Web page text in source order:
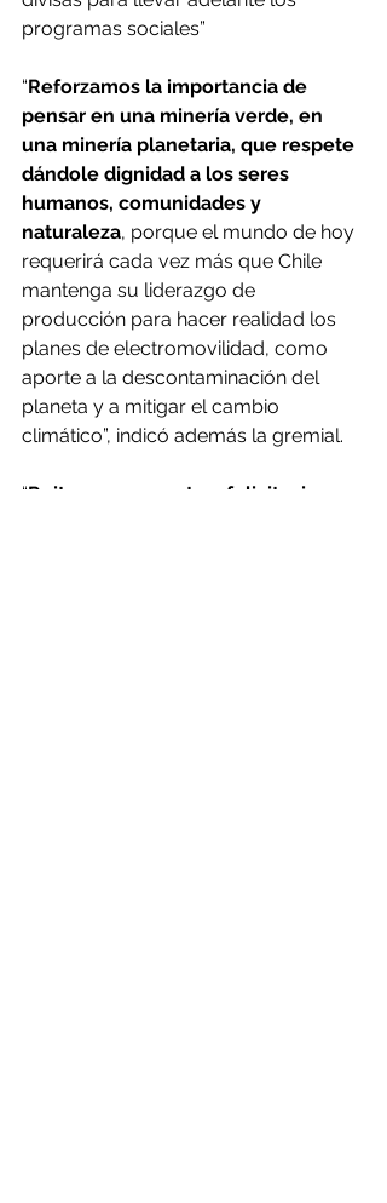
programas sociales”
“Reforzamos la importancia de
pensar en una minería verde, en
una minería planetaria, que respete
dándole dignidad a los seres
humanos, comunidades y
naturaleza, porque el mundo de hoy
requerirá cada vez más que Chile
mantenga su liderazgo de
producción para hacer realidad los
planes de electromovilidad, como
aporte a la descontaminación del
planeta y a mitigar el cambio
climático”, indicó además la gremial.
“Reiteramos nuestras felicitaciones